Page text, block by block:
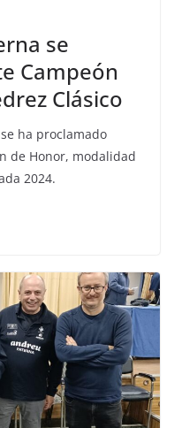
se
Campeón
Clásico
ha proclamado
de Honor, modalidad
2024.